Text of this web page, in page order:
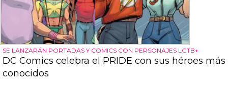
SE LANZARÁN PORTADAS Y COMICS CON PERSONAJES LGTB+
DC Comics celebra el PRIDE con sus héroes más
conocidos